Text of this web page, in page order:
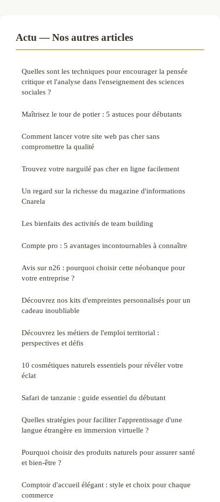
Actu — Nos autres articles
Quelles sont les techniques pour encourager la pensée
critique et l'analyse dans l'enseignement des sciences
sociales ?
Maîtrisez le tour de potier : 5 astuces pour débutants
Comment lancer votre site web pas cher sans
compromettre la qualité
Trouvez votre narguilé pas cher en ligne facilement
Un regard sur la richesse du magazine d'informations
Cnarela
Les bienfaits des activités de team building
Compte pro : 5 avantages incontournables à connaître
Avis sur n26 : pourquoi choisir cette néobanque pour
votre entreprise ?
Découvrez nos kits d'empreintes personnalisés pour un
cadeau inoubliable
Découvrez les métiers de l'emploi territorial :
perspectives et défis
10 cosmétiques naturels essentiels pour révéler votre
éclat
Safari de tanzanie : guide essentiel du débutant
Quelles stratégies pour faciliter l'apprentissage d'une
langue étrangère en immersion virtuelle ?
Pourquoi choisir des produits naturels pour assurer santé
et bien-être ?
Comptoir d'accueil élégant : style et choix pour chaque
commerce